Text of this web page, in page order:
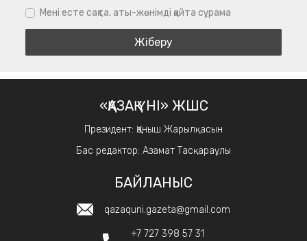
Мені есте сақта, аты-жөнімді қайта сұрама
«ҚАЗАҚ ҮНІ» ЖШС
Президент: Қаныш Жарылқасын
Бас редактор: Азамат Тасқараұлы
БАЙЛАНЫС
qazaquni.gazeta@gmail.com
+7 727 398 57 31